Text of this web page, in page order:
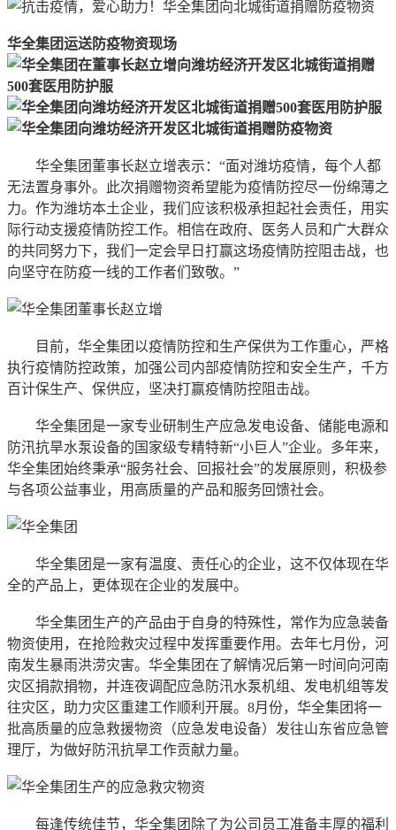
华全集团运送防疫物资现场
华全集团董事长赵立增表示：“面对潍坊疫情，每个人都
无法置身事外。此次捐赠物资希望能为疫情防控尽一份绵薄之
力。作为潍坊本土企业，我们应该积极承担起社会责任，用实
际行动支援疫情防控工作。相信在政府、医务人员和广大群众
的共同努力下，我们一定会早日打赢这场疫情防控阻击战，也
向坚守在防疫一线的工作者们致敬。”
目前，华全集团以疫情防控和生产保供为工作重心，严格
执行疫情防控政策，加强公司内部疫情防控和安全生产，千方
百计保生产、保供应，坚决打赢疫情防控阻击战。
华全集团是一家专业研制生产应急发电设备、储能电源和
防汛抗旱水泵设备的国家级专精特新“小巨人”企业。多年来，
华全集团始终秉承“服务社会、回报社会”的发展原则，积极参
与各项公益事业，用高质量的产品和服务回馈社会。
华全集团是一家有温度、责任心的企业，这不仅体现在华
全的产品上，更体现在企业的发展中。
华全集团生产的产品由于自身的特殊性，常作为应急装备
物资使用，在抢险救灾过程中发挥重要作用。去年七月份，河
南发生暴雨洪涝灾害。华全集团在了解情况后第一时间向河南
灾区捐款捐物，并连夜调配应急防汛水泵机组、发电机组等发
往灾区，助力灾区重建工作顺利开展。8月份，华全集团将一
批高质量的应急救援物资（应急发电设备）发往山东省应急管
理厅，为做好防汛抗旱工作贡献力量。
每逢传统佳节，华全集团除了为公司员工准备丰厚的福利